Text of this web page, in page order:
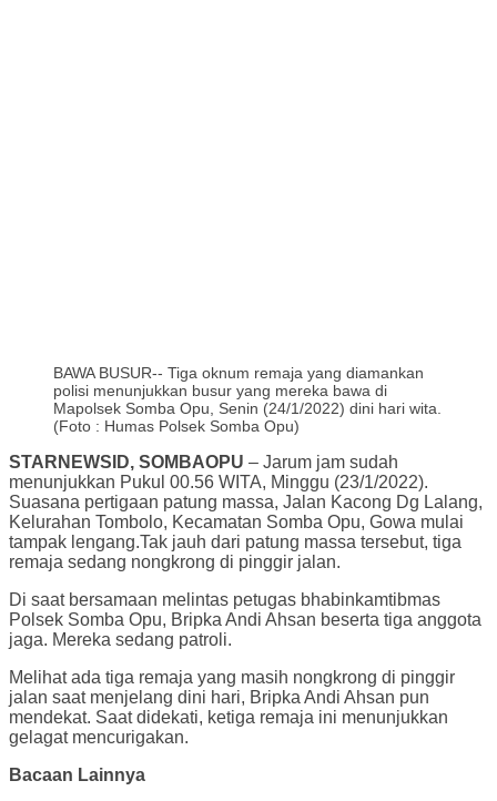
BAWA BUSUR-- Tiga oknum remaja yang diamankan
polisi menunjukkan busur yang mereka bawa di
Mapolsek Somba Opu, Senin (24/1/2022) dini hari wita.
(Foto : Humas Polsek Somba Opu)
STARNEWSID, SOMBAOPU – Jarum jam sudah
menunjukkan Pukul 00.56 WITA, Minggu (23/1/2022).
Suasana pertigaan patung massa, Jalan Kacong Dg Lalang,
Kelurahan Tombolo, Kecamatan Somba Opu, Gowa mulai
tampak lengang.Tak jauh dari patung massa tersebut, tiga
remaja sedang nongkrong di pinggir jalan.
Di saat bersamaan melintas petugas bhabinkamtibmas
Polsek Somba Opu, Bripka Andi Ahsan beserta tiga anggota
jaga. Mereka sedang patroli.
Melihat ada tiga remaja yang masih nongkrong di pinggir
jalan saat menjelang dini hari, Bripka Andi Ahsan pun
mendekat. Saat didekati, ketiga remaja ini menunjukkan
gelagat mencurigakan.
Bacaan Lainnya